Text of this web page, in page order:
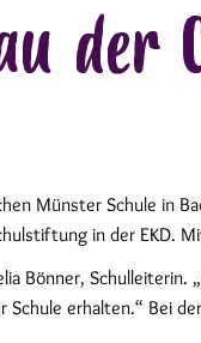
der
Münster Schule in
in der EKD.
Bönner,
erhalten.“ Bei